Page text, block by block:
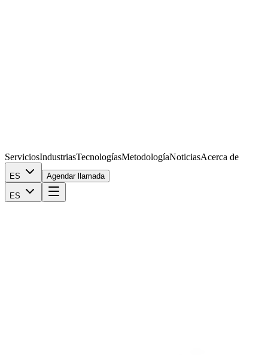
ServiciosIndustriasTecnologíasMetodologíaNoticiasAcerca de
ES Agendar llamada
ES